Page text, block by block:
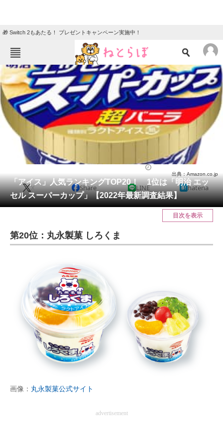
🎁 Switch 2もあたる！ プレゼントキャンペーン実施中！
ねとらぼメニュー
TOP ニュース
エンタメ クイズ
グルメ 地域
住まい 教育・育児
会員記事
メディア
ITの今と未来を見通す
スマホと通信の最新トレンド
進化するPCとデバイスの未来
好きが集まる 比べて選べる
ビジネスと働き方のヒント
AI活用のいまが分かる
経営リーダーのコミュニティ
マーケ×ITの今がよく分かる
「アイス」人気ランキングTOP20！ 1位は「明治 エッ
セル スーパーカップ」【2022年最新調査結果】
出典：Amazon.co.jp
X Share LINE hatena
目次を表示
第20位：丸永製菓 しろくま
画像： 丸永製菓公式サイト
advertisement